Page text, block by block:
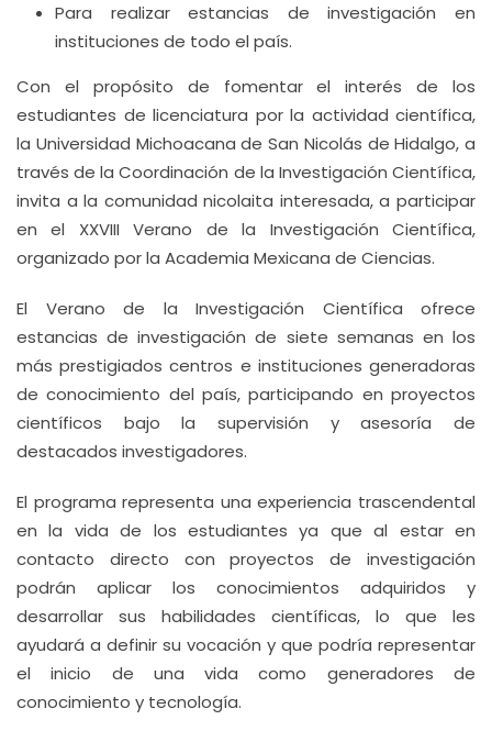
Para realizar estancias de investigación en
instituciones de todo el país.
Con el propósito de fomentar el interés de los
estudiantes de licenciatura por la actividad científica,
la Universidad Michoacana de San Nicolás de Hidalgo, a
través de la Coordinación de la Investigación Científica,
invita a la comunidad nicolaita interesada, a participar
en el XXVIII Verano de la Investigación Científica,
organizado por la Academia Mexicana de Ciencias.
El Verano de la Investigación Científica ofrece
estancias de investigación de siete semanas en los
más prestigiados centros e instituciones generadoras
de conocimiento del país, participando en proyectos
científicos bajo la supervisión y asesoría de
destacados investigadores.
El programa representa una experiencia trascendental
en la vida de los estudiantes ya que al estar en
contacto directo con proyectos de investigación
podrán aplicar los conocimientos adquiridos y
desarrollar sus habilidades científicas, lo que les
ayudará a definir su vocación y que podría representar
el inicio de una vida como generadores de
conocimiento y tecnología.